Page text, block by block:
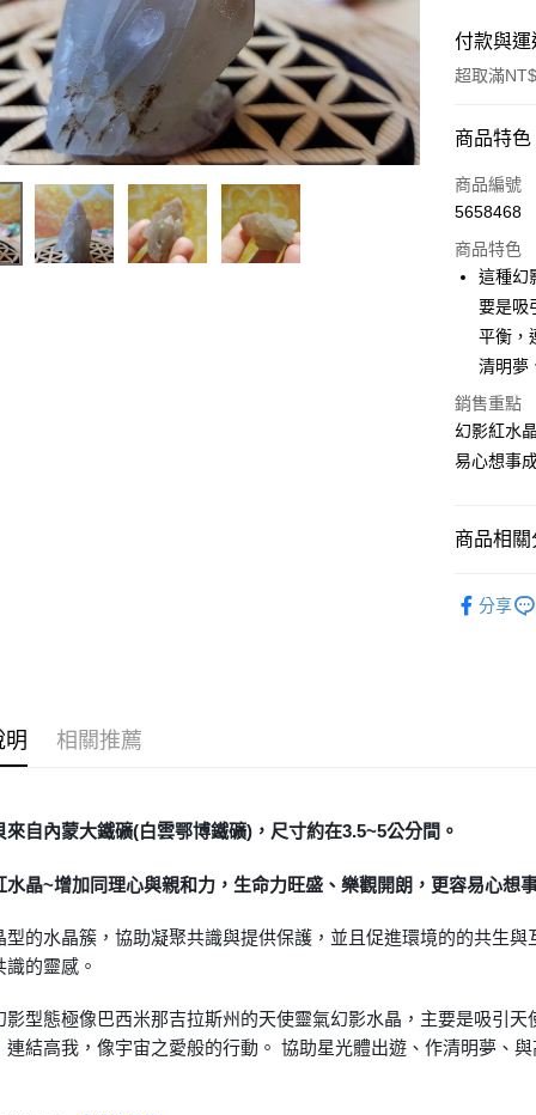
付款與
超取滿
付款方式
信用卡一
LINE Pay
Apple Pay
街口支付
悠遊付
每筆
付款後門
商品特色
商品編號
5658468
商品特色
這種幻
要是吸
平衡，
清明夢
銷售重點
幻影紅水
易心想事
商品相關
分享
明 相關推薦
來自內蒙大鐵礦(白雲鄂博鐵礦)，尺寸約在3.5~5公分間。
水晶~增加同理心與親和力，生命力旺盛、樂觀開朗，更容易心想
型的水晶簇，協助凝聚共識與提供保護，並且促進環境的的共生
識的靈感。
影型態極像巴西米那吉拉斯州的天使靈氣幻影水晶，主要是吸引
連結高我，像宇宙之愛般的行動。 協助星光體出遊、作清明夢、